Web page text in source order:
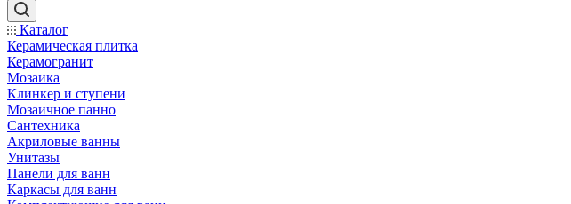
Каталог
Керамическая плитка
Керамогранит
Мозаика
Клинкер и ступени
Мозаичное панно
Сантехника
Акриловые ванны
Унитазы
Панели для ванн
Каркасы для ванн